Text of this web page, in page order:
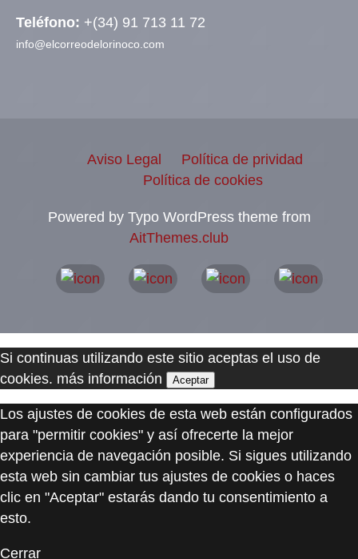
Teléfono: +(34) 91 713 11 72
info@elcorreodelorinoco.com
Aviso Legal
Política de prividad
Política de cookies
Powered by Typo WordPress theme from
AitThemes.club
Si continuas utilizando este sitio aceptas el uso de
cookies. más información Aceptar
Los ajustes de cookies de esta web están configurados
para "permitir cookies" y así ofrecerte la mejor
experiencia de navegación posible. Si sigues utilizando
esta web sin cambiar tus ajustes de cookies o haces
clic en "Aceptar" estarás dando tu consentimiento a
esto.
Cerrar